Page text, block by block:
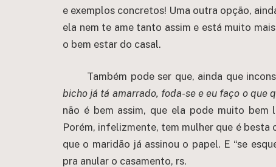
e exemplos concretos! Uma outra opção,
ela nem te ame tanto assim e está muito
o bem estar do casal.
Também pode ser que, ainda que
bicho já tá amarrado, foda-se e eu faço o que
não é bem assim, que ela pode muito bem
Porém, infelizmente, tem mulher que é
que o maridão já assinou o papel. E “se
pra anular o casamento, rs.